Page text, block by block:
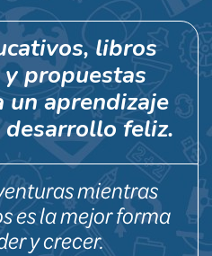
libros
propuestas
un aprendizaje
feliz.
mientras
es la mejor forma
y crecer.